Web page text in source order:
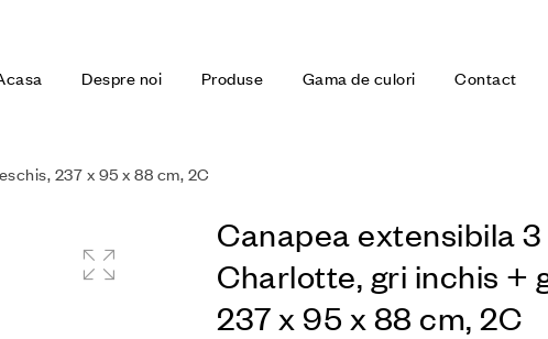
Despre noi Produse Gama de culori Contact
237 x 95 x 88 cm, 2C
Canapea extensibila
Charlotte, gri inchis +
237 x 95 x 88 cm, 2C